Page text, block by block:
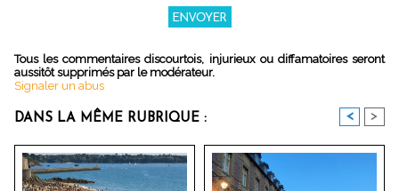
Tous les commentaires discourtois, injurieux ou diffamatoires seront
aussitôt supprimés par le modérateur.
Signaler un abus
DANS LA MÊME RUBRIQUE : < >